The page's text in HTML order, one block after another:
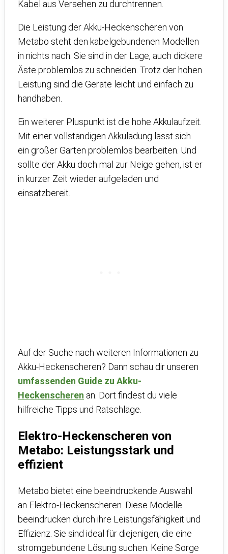
Kabel aus Versehen zu durchtrennen.
Die Leistung der Akku-Heckenscheren von
Metabo steht den kabelgebundenen Modellen
in nichts nach. Sie sind in der Lage, auch dickere
Äste problemlos zu schneiden. Trotz der hohen
Leistung sind die Geräte leicht und einfach zu
handhaben.
Ein weiterer Pluspunkt ist die hohe Akkulaufzeit.
Mit einer vollständigen Akkuladung lässt sich
ein großer Garten problemlos bearbeiten. Und
sollte der Akku doch mal zur Neige gehen, ist er
in kurzer Zeit wieder aufgeladen und
einsatzbereit.
Auf der Suche nach weiteren Informationen zu
Akku-Heckenscheren? Dann schau dir unseren
umfassenden Guide zu Akku-
Heckenscheren an. Dort findest du viele
hilfreiche Tipps und Ratschläge.
Elektro-Heckenscheren von
Metabo: Leistungsstark und
effizient
Metabo bietet eine beeindruckende Auswahl
an Elektro-Heckenscheren. Diese Modelle
beeindrucken durch ihre Leistungsfähigkeit und
Effizienz. Sie sind ideal für diejenigen, die eine
stromgebundene Lösung suchen. Keine Sorge